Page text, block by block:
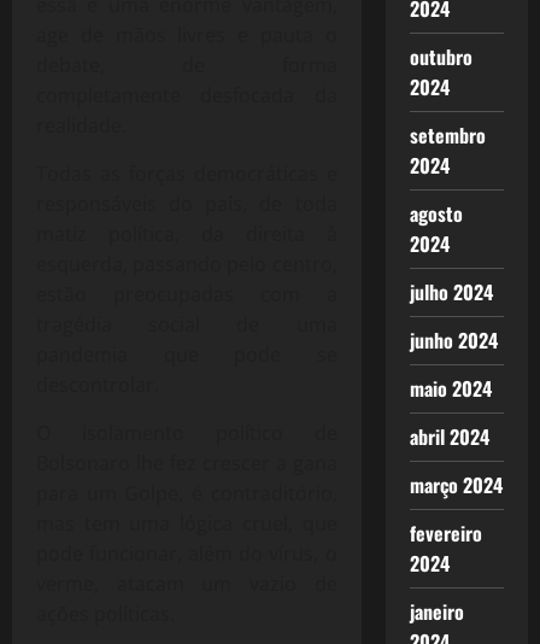
2024
outubro
2024
setembro
2024
agosto
2024
julho 2024
junho 2024
maio 2024
abril 2024
março 2024
fevereiro
2024
janeiro